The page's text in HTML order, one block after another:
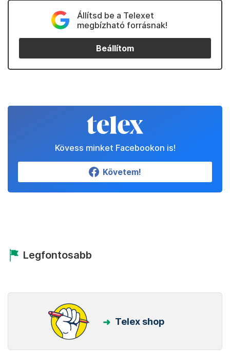
Állítsd be a Telexet
megbízható forrásnak!
Beállítom
Kövess minket Facebookon is!
Követem!
Legfontosabb
Telex shop